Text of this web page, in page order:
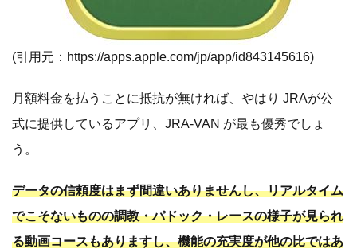
(引用元： https://apps.apple.com/jp/app/id843145616)
月額料金を払うことに抵抗が無ければ、やはり JRAが公
式に提供しているアプリ、JRA-VAN が最も優秀でしょ
う。
データの信頼度はまず間違いありませんし、リアルタイム
でこそないものの調教・パドック・レースの様子が見られ
る動画コースもありますし、機能の充実度が他の比ではあ